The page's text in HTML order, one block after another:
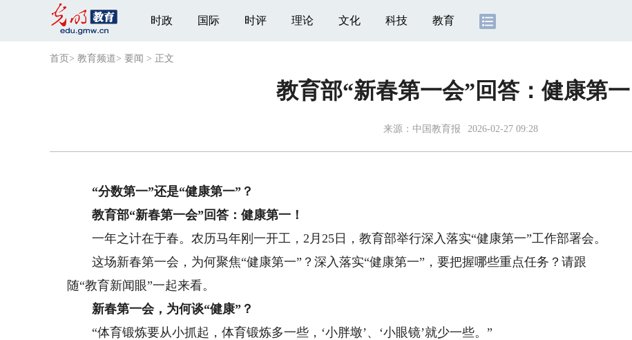
时政 国际 时评 理论 文化 科技 教育
首页 > 教育频道> 要闻 > 正文
教育部“新春第一会”回答：健康第一
来源： 中国教育报 2026-02-27 09:28
“分数第一”还是“健康第一”？
教育部“新春第一会”回答：健康第一！
一年之计在于春。农历马年刚一开工，2月25日，教育部举行深入落实“健康第一”工作部署会。
这场新春第一会，为何聚焦“健康第一”？深入落实“健康第一”，要把握哪些重点任务？请跟
随“教育新闻眼”一起来看。
新春第一会，为何谈“健康”？
“体育锻炼要从小抓起，体育锻炼多一些，‘小胖墩’、‘小眼镜’就少一些。”